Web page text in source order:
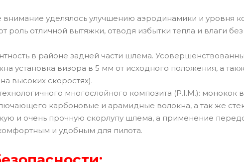
уделялось улучшению аэродинамики и уровня
роль отличной вытяжки, отводя избытки тепла и влаги
в районе задней части шлема.
установка визора в 5 мм от исходного положения, а
высоких скоростях).
многослойного композита (P.I.M.): монокок
карбоновые и арамидные волокна, а так же
и очень прочную скорлупу шлема, а применение
и удобным для пилота.